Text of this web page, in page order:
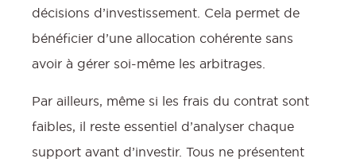
décisions d’investissement. Cela permet de
bénéficier d’une allocation cohérente sans
avoir à gérer soi-même les arbitrages.
Par ailleurs, même si les frais du contrat sont
faibles, il reste essentiel d’analyser chaque
support avant d’investir. Tous ne présentent